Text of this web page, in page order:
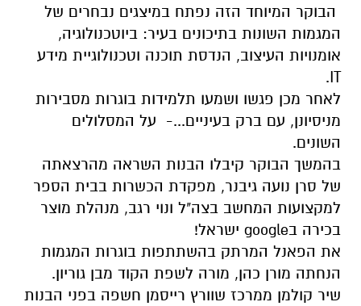
הבוקר המיוחד הזה נפתח במיצגים נבחרים של
המגמות השונות בתיכונים בעיר: ביוטכנולוגיה,
אומנויות העיצוב, הנדסת תוכנה וטכנולוגיית מידע
IT.
לאחר מכן פגשו ושמעו תלמידות בוגרות מסבירות
מניסיונן, עם ברק בעיניים...- על המסלולים
השונים.
בהמשך הבוקר קיבלו הבנות השראה מהרצאתה
של סרן נועה גיבנר, מפקדת הכשרות בבית הספר
למקצועות המחשב בצה"ל ונוי רגב, מנהלת מוצר
בכירה בgoogle ישראל!
את הפאנל המרתק בהשתתפות בוגרות המגמות
הנחתה מורן כהן, מורה לשפת הקוד מבן גוריון.
שיר קולמן ממרכז שוורץ רייסמן חשפה בפני הבנות